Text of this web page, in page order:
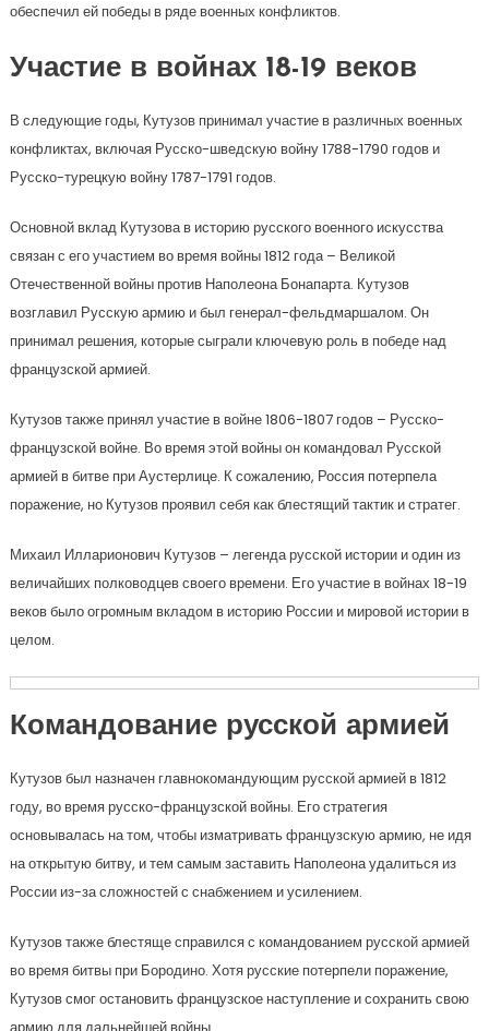
обеспечил ей победы в ряде военных конфликтов.
Участие в войнах 18-19 веков
В следующие годы, Кутузов принимал участие в различных военных
конфликтах, включая Русско-шведскую войну 1788-1790 годов и
Русско-турецкую войну 1787-1791 годов.
Основной вклад Кутузова в историю русского военного искусства
связан с его участием во время войны 1812 года – Великой
Отечественной войны против Наполеона Бонапарта. Кутузов
возглавил Русскую армию и был генерал-фельдмаршалом. Он
принимал решения, которые сыграли ключевую роль в победе над
французской армией.
Кутузов также принял участие в войне 1806-1807 годов – Русско-
французской войне. Во время этой войны он командовал Русской
армией в битве при Аустерлице. К сожалению, Россия потерпела
поражение, но Кутузов проявил себя как блестящий тактик и стратег.
Михаил Илларионович Кутузов – легенда русской истории и один из
величайших полководцев своего времени. Его участие в войнах 18-19
веков было огромным вкладом в историю России и мировой истории в
целом.
Командование русской армией
Кутузов был назначен главнокомандующим русской армией в 1812
году, во время русско-французской войны. Его стратегия
основывалась на том, чтобы изматривать французскую армию, не идя
на открытую битву, и тем самым заставить Наполеона удалиться из
России из-за сложностей с снабжением и усилением.
Кутузов также блестяще справился с командованием русской армией
во время битвы при Бородино. Хотя русские потерпели поражение,
Кутузов смог остановить французское наступление и сохранить свою